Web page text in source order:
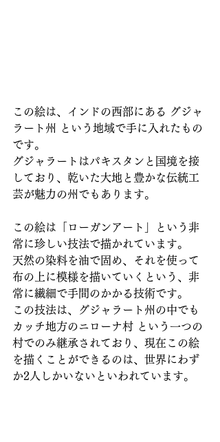
この絵は、インドの西部にある グジャ
ラート州 という地域で手に入れたもの
です。
グジャラートはパキスタンと国境を接
しており、乾いた大地と豊かな伝統工
芸が魅力の州でもあります。
この絵は「ローガンアート」という非
常に珍しい技法で描かれています。
天然の染料を油で固め、それを使って
布の上に模様を描いていくという、非
常に繊細で手間のかかる技術です。
この技法は、グジャラート州の中でも
カッチ地方のニローナ村 という一つの
村でのみ継承されており、現在この絵
を描くことができるのは、世界にわず
か2人しかいないといわれています。